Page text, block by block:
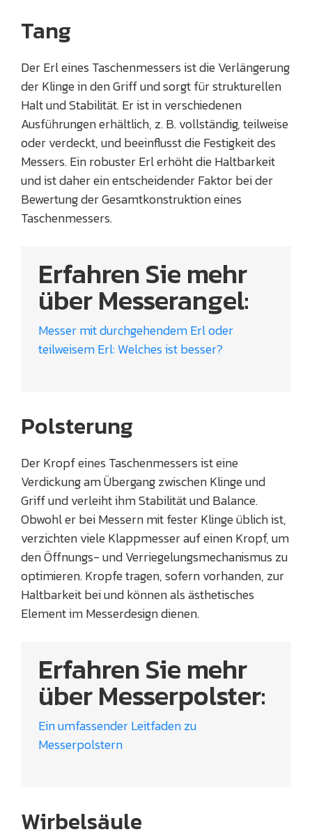
Tang
Der Erl eines Taschenmessers ist die Verlängerung
der Klinge in den Griff und sorgt für strukturellen
Halt und Stabilität. Er ist in verschiedenen
Ausführungen erhältlich, z. B. vollständig, teilweise
oder verdeckt, und beeinflusst die Festigkeit des
Messers. Ein robuster Erl erhöht die Haltbarkeit
und ist daher ein entscheidender Faktor bei der
Bewertung der Gesamtkonstruktion eines
Taschenmessers.
Erfahren Sie mehr
über Messerangel:
Messer mit durchgehendem Erl oder
teilweisem Erl: Welches ist besser?
Polsterung
Der Kropf eines Taschenmessers ist eine
Verdickung am Übergang zwischen Klinge und
Griff und verleiht ihm Stabilität und Balance.
Obwohl er bei Messern mit fester Klinge üblich ist,
verzichten viele Klappmesser auf einen Kropf, um
den Öffnungs- und Verriegelungsmechanismus zu
optimieren. Kropfe tragen, sofern vorhanden, zur
Haltbarkeit bei und können als ästhetisches
Element im Messerdesign dienen.
Erfahren Sie mehr
über Messerpolster:
Ein umfassender Leitfaden zu
Messerpolstern
Wirbelsäule